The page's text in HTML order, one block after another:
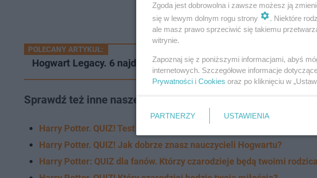
POLECANY ARTYKUŁ:
Hogwart Legacy. 6 najdziwniejszych modów do gry, których nie
Sprawdź też inne nasze QUIZY ze świata Harry'ego Pottera:
Harry Potter. QUIZ! Test z SUM-ów Transmutacji. Jak sobie
Harry Potter. QUIZ! Jak dobrze znasz nauczycieli Hogwartu?
Harry Potter: QUIZ dla fanów. Którzy czarodzieje będą twoimi
Zgoda jest dobrowolna i zawsze możesz ją
się w lewym dolnym rogu strony
. Niektóre
ale masz prawo sprzeciwić się takiemu
witrynie.
Zapoznaj się z poniższymi informacjami, abyś
internetowych. Szczegółowe informacje
Prywatności i Cookies oraz po kliknięciu w
PARTNERZY USTAWIENIA